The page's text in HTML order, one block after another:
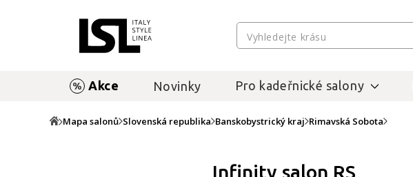
Akce Novinky Pro kadeřnické salony
Mapa salonů Slovenská republika Banskobystrický kraj Rimavská Sobota
Infinity salon RS